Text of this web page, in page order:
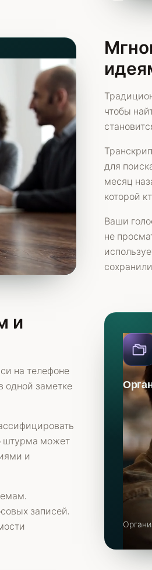
чтобы
для
месяц
которой
Ваши
не
и
на телефоне
одной заметке
штурма может
и
записей.